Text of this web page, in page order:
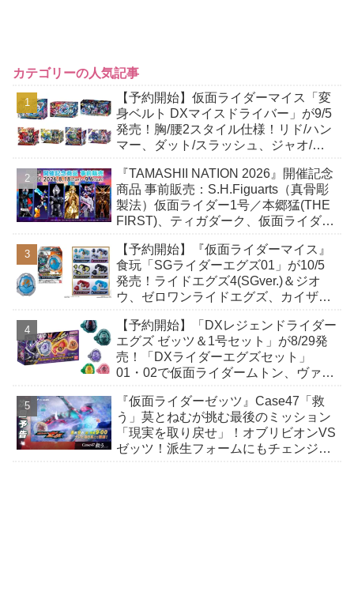
カテゴリーの人気記事
【予約開始】仮面ライダーマイス「変
身ベルト DXマイスドライバー」が9/5
発売！胸/腰2スタイル仕様！リド/ハン
マー、ダット/スラッシュ、ジャオ/バ
も！
『TAMASHII NATION 2026』開催記念
商品 事前販売：S.H.Figuarts（真骨彫
製法）仮面ライダー1号／本郷猛(THE
FIRST)、ティガダーク、仮面ライダー
【予約開始】『仮面ライダーマイス』
食玩「SGライダーエグズ01」が10/5
発売！ライドエグズ4(SGver.)＆ジオ
ウ、ゼロワンライドエグズ、カイザ、
【予約開始】「DXレジェンドライダー
エグズ ゼッツ＆1号セット」が8/29発
売！「DXライダーエグズセット」
01・02で仮面ライダームトン、ヴァン
ジ！
『仮面ライダーゼッツ』Case47「救
う」莫とねむが挑む最後のミッション
「現実を取り戻せ」！オブリビオンVS
ゼッツ！派生フォームにもチェンジ！